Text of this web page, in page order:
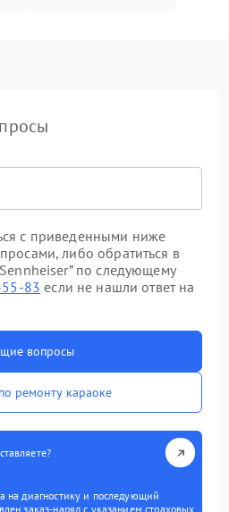
с приведенными ниже
либо обратиться в
по следующему
83 если не нашли ответ на
вопросы
ремонту караоке
на диагностику и последующий
заказ-наряд с указанием страховых